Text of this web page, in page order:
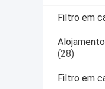
Filtro em
(28)
Filtro em